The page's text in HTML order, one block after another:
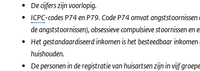
De cijfers zijn voorlopig.
ICPC-codes P74 en P79. Code P74 omvat
de angststoornissen), obsessieve compulsieve stoornissen
Het gestandaardiseerd inkomen is het besteedbaar
huishouden.
De personen in de registratie van huisartsen zijn in vijf